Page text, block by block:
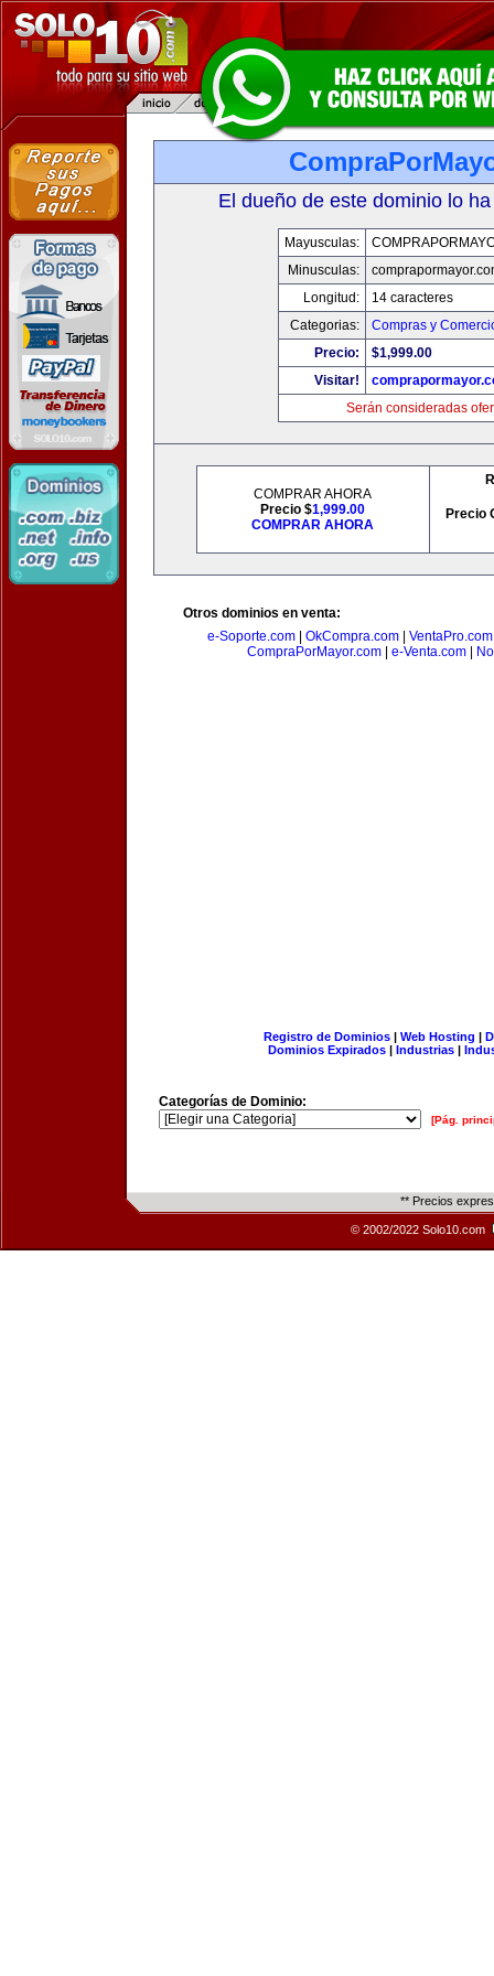
El dueño de este dominio lo
Mayusculas:
Minusculas:
Longitud:
14 caracteres
Categorias:
Compras y
Precio:
$1,999.00
Visitar!
Serán consideradas
COMPRAR AHORA
Precio $1,999.00
COMPRAR AHORA
Precio
Otros dominios en venta:
e-Soporte.com
OkCompra.com VentaPro.com
CompraPorMayor.com| e-Venta.com|
Registro de Dominios| Web Hosting |
Dominios Expirados | Industrias |
Categorías de Dominio:
[Pág.
** Precios
© 2002/2022 Solo10.com